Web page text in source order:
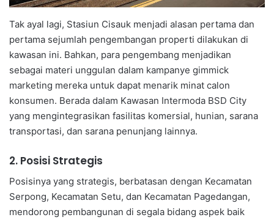
Tak ayal lagi, Stasiun Cisauk menjadi alasan pertama dan
pertama sejumlah pengembangan properti dilakukan di
kawasan ini. Bahkan, para pengembang menjadikan
sebagai materi unggulan dalam kampanye gimmick
marketing mereka untuk dapat menarik minat calon
konsumen. Berada dalam Kawasan Intermoda BSD City
yang mengintegrasikan fasilitas komersial, hunian, sarana
transportasi, dan sarana penunjang lainnya.
2. Posisi Strategis
Posisinya yang strategis, berbatasan dengan Kecamatan
Serpong, Kecamatan Setu, dan Kecamatan Pagedangan,
mendorong pembangunan di segala bidang aspek baik